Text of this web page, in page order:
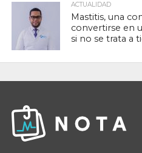
ACTUALIDAD
Mastitis, una
convertirse en
si no se trata a